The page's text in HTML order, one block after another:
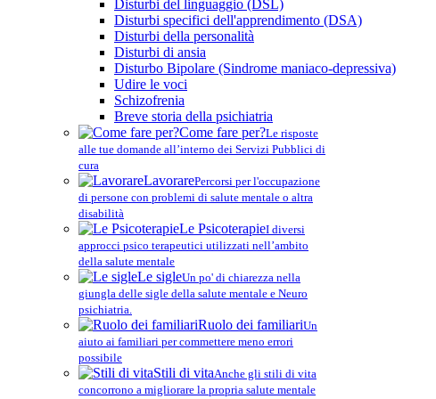
Disturbi del linguaggio (DSL)
Disturbi specifici dell'apprendimento (DSA)
Disturbi della personalità
Disturbi di ansia
Disturbo Bipolare (Sindrome maniaco-depressiva)
Udire le voci
Schizofrenia
Breve storia della psichiatria
Come fare per?Le risposte
alle tue domande all’interno dei Servizi Pubblici di
cura
LavorarePercorsi per l'occupazione
di persone con problemi di salute mentale o altra
disabilità
Le PsicoterapieI diversi
approcci psico terapeutici utilizzati nell’ambito
della salute mentale
Le sigleUn po' di chiarezza nella
giungla delle sigle della salute mentale e Neuro
psichiatria.
Ruolo dei familiariUn
aiuto ai familiari per commettere meno errori
possibile
Stili di vitaAnche gli stili di vita
concorrono a migliorare la propria salute mentale